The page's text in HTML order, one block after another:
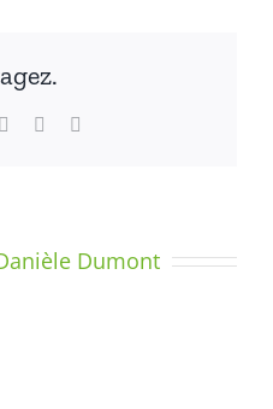
LinkedInWhatsApp
Dumont